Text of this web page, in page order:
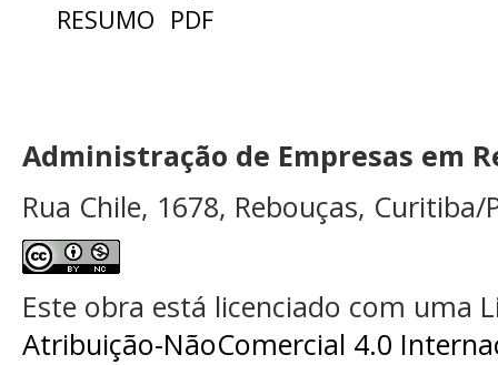
RESUMO PDF
Administração de Empresas em
Rua Chile, 1678, Rebouças, Curitiba/
Este obra está licenciado com uma
Atribuição-NãoComercial 4.0